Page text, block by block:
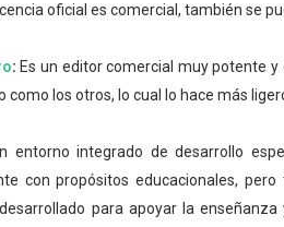
oficial es comercial, también se
: Es un editor comercial muy potente y
como los otros, lo cual lo hace más
entorno integrado de desarrollo
con propósitos educacionales,
para apoyar la